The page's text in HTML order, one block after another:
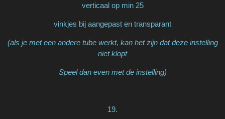
verticaal op min 25
vinkjes bij aangepast en transparant
(als je met een andere tube werkt, kan het zijn dat deze instelling
niet klopt
Speel dan even met de instelling)
19.